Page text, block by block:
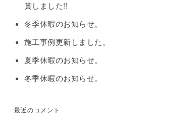
賞しました!!
冬季休暇のお知らせ。
施工事例更新しました。
夏季休暇のお知らせ。
冬季休暇のお知らせ。
最近のコメント